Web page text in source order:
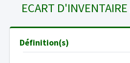
ECART D'INVENTAIRE
Définition(s)